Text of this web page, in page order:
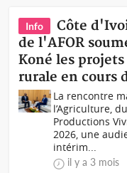
Info
Côte
de l'AFOR
Koné les
rurale en cours
La rencontre
l’Agriculture,
Productions
2026, une
intérim...
il y a 3 mois